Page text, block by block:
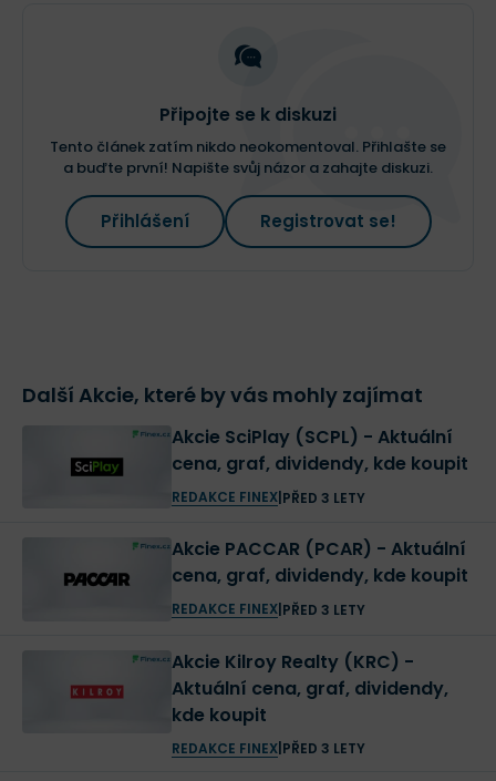
Připojte se k diskuzi
Tento článek zatím nikdo neokomentoval. Přihlašte se
a buďte první! Napište svůj názor a zahajte diskuzi.
Přihlášení Registrovat se!
Další Akcie, které by vás mohly zajímat
Akcie SciPlay (SCPL) - Aktuální
cena, graf, dividendy, kde koupit
REDAKCE FINEX| PŘED 3 LETY
Akcie PACCAR (PCAR) - Aktuální
cena, graf, dividendy, kde koupit
REDAKCE FINEX| PŘED 3 LETY
Akcie Kilroy Realty (KRC) -
Aktuální cena, graf, dividendy,
kde koupit
REDAKCE FINEX| PŘED 3 LETY